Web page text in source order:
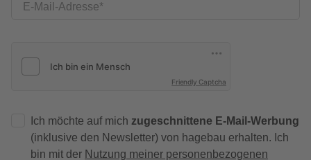
E-Mail-Adresse
Friendly Captcha
Ich möchte auf mich zugeschnittene E-Mail-Werbung
(inklusive den Newsletter) von hagebau erhalten. Ich
bin mit der Nutzung meiner personenbezogenen